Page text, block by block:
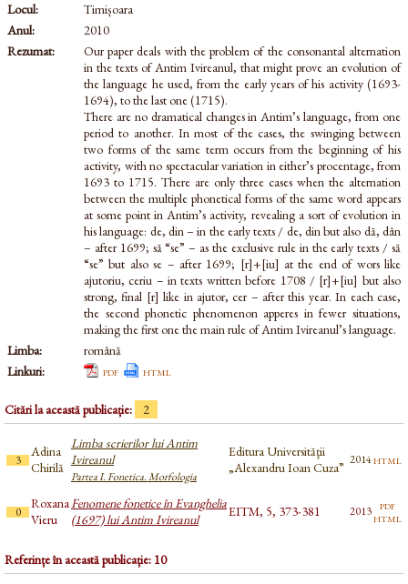
Locul:
Timișoara
Anul:
2010
Rezumat:
Our paper deals with the problem of the consonantal alternation
in the texts of Antim Ivireanul, that might prove an evolution of
the language he used, from the early years of his activity (1693-
1694), to the last one (1715).
There are no dramatical changes in Antim’s language, from one
period to another. In most of the cases, the swinging between
two forms of the same term occurs from the beginning of his
activity, with no spectacular variation in either’s procentage, from
1693 to 1715. There are only three cases when the alternation
between the multiple phonetical forms of the same word appears
at some point in Antim’s activity, revealing a sort of evolution in
his language: de, din – in the early texts / de, din but also dă, dân
– after 1699; să “se” – as the exclusive rule in the early texts / să
“se” but also se – after 1699; [r]+[iu] at the end of wors like
ajutoriu, ceriu – in texts written before 1708 / [r]+[iu] but also
strong, final [r] like in ajutor, cer – after this year. In each case,
the second phonetic phenomenon apperes in fewer situations,
making the first one the main rule of Antim Ivireanul’s language.
Limba:
română
Linkuri:
pdf html
Citări la această publicație: 2
3
Adina
Chirilă
Limba scrierilor lui Antim
Ivireanul
Partea I. Fonetica. Morfologia
Editura Universităţii
„Alexandru Ioan Cuza” 2014html
0
Roxana
Vieru
Fenomene fonetice în Evanghelia
(1697) lui Antim Ivireanul
EITM, 5, 373-381 2013 pdf
html
Referințe în această publicație: 10